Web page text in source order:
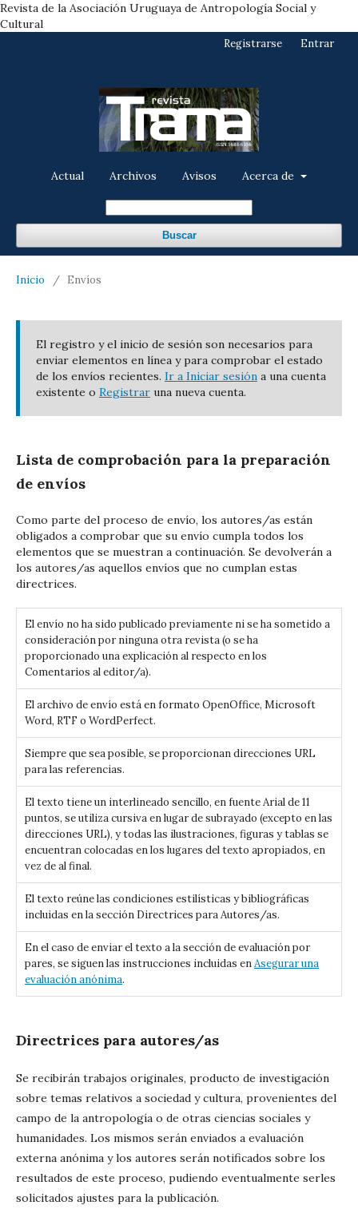
Revista de la Asociación Uruguaya de Antropología Social y
Cultural
Actual Archivos Avisos Acerca de
Buscar
Registrarse Entrar
Inicio / Envíos
El registro y el inicio de sesión son necesarios para
enviar elementos en línea y para comprobar el estado
de los envíos recientes. Ir a Iniciar sesión a una cuenta
existente o Registrar una nueva cuenta.
Lista de comprobación para la preparación
de envíos
Como parte del proceso de envío, los autores/as están
obligados a comprobar que su envío cumpla todos los
elementos que se muestran a continuación. Se devolverán a
los autores/as aquellos envíos que no cumplan estas
directrices.
El envío no ha sido publicado previamente ni se ha sometido a
consideración por ninguna otra revista (o se ha
proporcionado una explicación al respecto en los
Comentarios al editor/a).
El archivo de envío está en formato OpenOffice, Microsoft
Word, RTF o WordPerfect.
Siempre que sea posible, se proporcionan direcciones URL
para las referencias.
El texto tiene un interlineado sencillo, en fuente Arial de 11
puntos, se utiliza cursiva en lugar de subrayado (excepto en las
direcciones URL), y todas las ilustraciones, figuras y tablas se
encuentran colocadas en los lugares del texto apropiados, en
vez de al final.
El texto reúne las condiciones estilísticas y bibliográficas
incluidas en la sección Directrices para Autores/as.
En el caso de enviar el texto a la sección de evaluación por
pares, se siguen las instrucciones incluidas enAsegurar una
evaluación anónima.
Directrices para autores/as
Se recibirán trabajos originales, producto de investigación
sobre temas relativos a sociedad y cultura, provenientes del
campo de la antropología o de otras ciencias sociales y
humanidades. Los mismos serán enviados a evaluación
externa anónima y los autores serán notificados sobre los
resultados de este proceso, pudiendo eventualmente serles
solicitados ajustes para la publicación.